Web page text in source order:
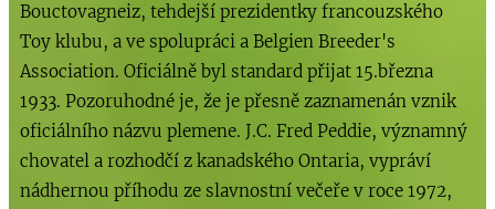
Bouctovagneiz, tehdejší prezidentky francouzského
Toy klubu, a ve spolupráci a Belgien Breeder's
Association. Oficiálně byl standard přijat 15.března
1933. Pozoruhodné je, že je přesně zaznamenán vznik
oficiálního názvu plemene. J.C. Fred Peddie, významný
chovatel a rozhodčí z kanadského Ontaria, vypráví
nádhernou příhodu ze slavnostní večeře v roce 1972,